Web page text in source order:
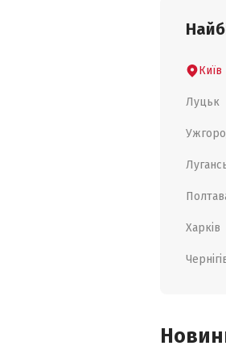
Київ
Луцьк
Харків